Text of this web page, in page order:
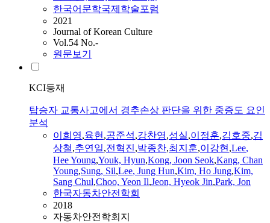
한국어문학국제학술포럼
2021
Journal of Korean Culture
Vol.54 No.-
원문보기
KCI등재
탑승자 교통사고에서 경추손상 판단을 위한 중증도 요인
분석
이희영,육현,공준석,강찬영,성실,이정훈,김호중,김
상철,추연일,전혁진,박종찬,최지훈,이강현,Lee,
HeeYoung,Youk, Hyun,Kong, Joon Seok,Kang, Chan
Young,Sung, Sil,Lee, Jung Hun,Kim, Ho Jung,Kim,
Sang Chul,Choo, Yeon Il,Jeon, Hyeok Jin,Park, Jon
한국자동차안전학회
2018
자동차안전학회지